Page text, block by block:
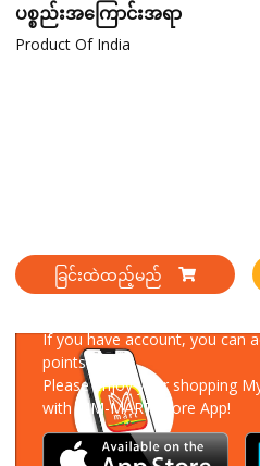
ပစ္စည်းအကြောင်းအရာ
Product Of India
ခြင်းထဲထည့်မည်
If you have account, you can
points!
Please enjoy your shopping
with MM-MART Store App!